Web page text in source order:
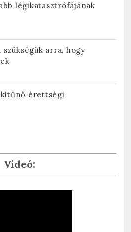
légikatasztrófájának
arra, hogy
érettségi
Videó: